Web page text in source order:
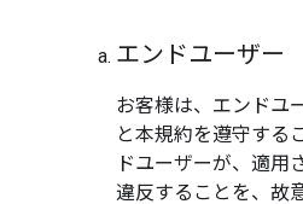
エンドユーザー
お客様は、エンドユ
と本規約を遵守する
ドユーザーが、適用
違反することを、故